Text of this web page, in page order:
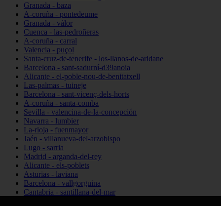
Granada - baza
A-coruña - pontedeume
Granada - válor
Cuenca - las-pedroñeras
A-coruña - carral
Valencia - puçol
Santa-cruz-de-tenerife - los-llanos-de-aridane
Barcelona - sant-sadurní-d39anoia
Alicante - el-poble-nou-de-benitatxell
Las-palmas - tuineje
Barcelona - sant-vicenç-dels-horts
A-coruña - santa-comba
Sevilla - valencina-de-la-concepción
Navarra - lumbier
La-rioja - fuenmayor
Jaén - villanueva-del-arzobispo
Lugo - sarria
Madrid - arganda-del-rey
Alicante - els-poblets
Asturias - laviana
Barcelona - vallgorguina
Cantabria - santillana-del-mar